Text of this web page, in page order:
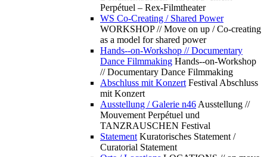
Perpétuel – Rex-Filmtheater
WS Co-Creating / Shared Power
WORKSHOP // Move on up / Co-creating
as a model for shared power
Hands--on-Workshop // Documentary
Dance Filmmaking Hands--on-Workshop
// Documentary Dance Filmmaking
Abschluss mit Konzert Festival Abschluss
mit Konzert
Ausstellung / Galerie n46 Ausstellung //
Mouvement Perpétuel und
TANZRAUSCHEN Festival
Statement Kuratorisches Statement /
Curatorial Statement